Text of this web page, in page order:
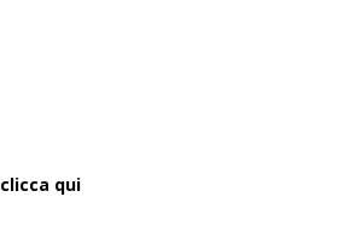
clicca qui